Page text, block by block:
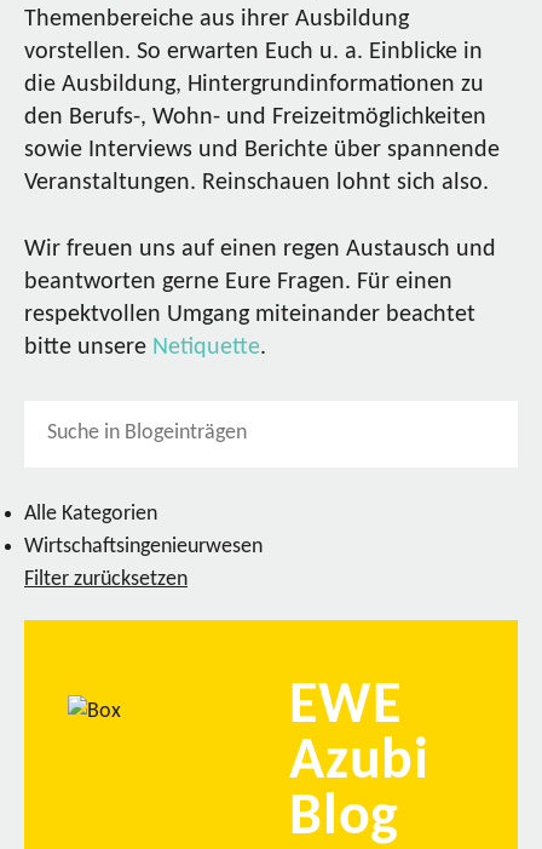
Themenbereiche aus ihrer Ausbildung
vorstellen. So erwarten Euch u. a. Einblicke in
die Ausbildung, Hintergrundinformationen zu
den Berufs-, Wohn- und Freizeitmöglichkeiten
sowie Interviews und Berichte über spannende
Veranstaltungen. Reinschauen lohnt sich also.
Wir freuen uns auf einen regen Austausch und
beantworten gerne Eure Fragen. Für einen
respektvollen Umgang miteinander beachtet
bitte unsere Netiquette.
Alle Kategorien
Wirtschaftsingenieurwesen
Filter zurücksetzen
EWE
Azubi
Blog